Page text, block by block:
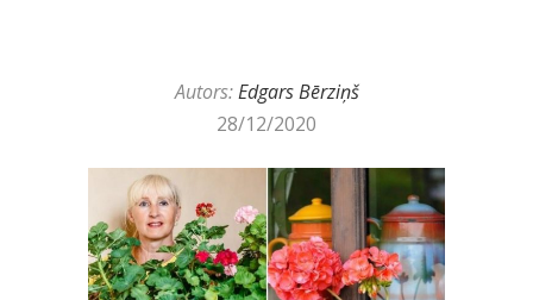
Autors:Edgars Bērziņš
28/12/2020